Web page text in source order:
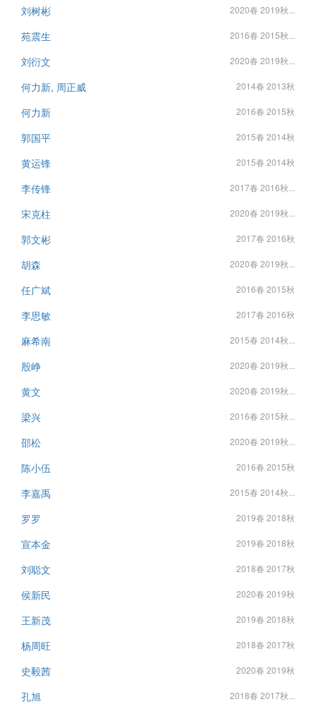
刘树彬 2020春 2019秋...
苑震生 2016春 2015秋...
刘衍文 2020春 2019秋...
何力新, 周正威 2014春 2013秋
何力新 2016春 2015秋
郭国平 2015春 2014秋
黄运锋 2015春 2014秋
李传锋 2017春 2016秋...
宋克柱 2020春 2019秋...
郭文彬 2017春 2016秋
胡森 2020春 2019秋...
任广斌 2016春 2015秋
李思敏 2017春 2016秋
麻希南 2015春 2014秋...
殷峥 2020春 2019秋...
黄文 2020春 2019秋...
梁兴 2016春 2015秋...
邵松 2020春 2019秋...
陈小伍 2016春 2015秋
李嘉禹 2015春 2014秋...
罗罗 2019春 2018秋
宣本金 2019春 2018秋
刘聪文 2018春 2017秋
侯新民 2020春 2019秋
王新茂 2019春 2018秋
杨周旺 2018春 2017秋
史毅茜 2020春 2019秋
孔旭 2018春 2017秋...